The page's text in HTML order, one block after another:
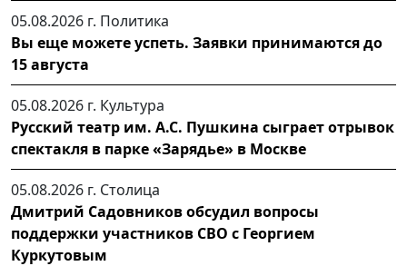
05.08.2026 г. Политика
Вы еще можете успеть. Заявки принимаются до
15 августа
05.08.2026 г. Культура
Русский театр им. А.С. Пушкина сыграет отрывок
спектакля в парке «Зарядье» в Москве
05.08.2026 г. Столица
Дмитрий Садовников обсудил вопросы
поддержки участников СВО с Георгием
Куркутовым